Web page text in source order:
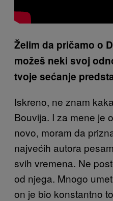
Želim da pričamo o
možeš neki svoj
tvoje sećanje
Iskreno, ne znam
Bouvija. I za mene je
novo, moram da
najvećih autora
svih vremena. Ne
od njega. Mnogo
on je bio konstantno